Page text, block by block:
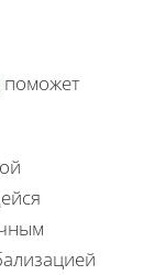
поможет